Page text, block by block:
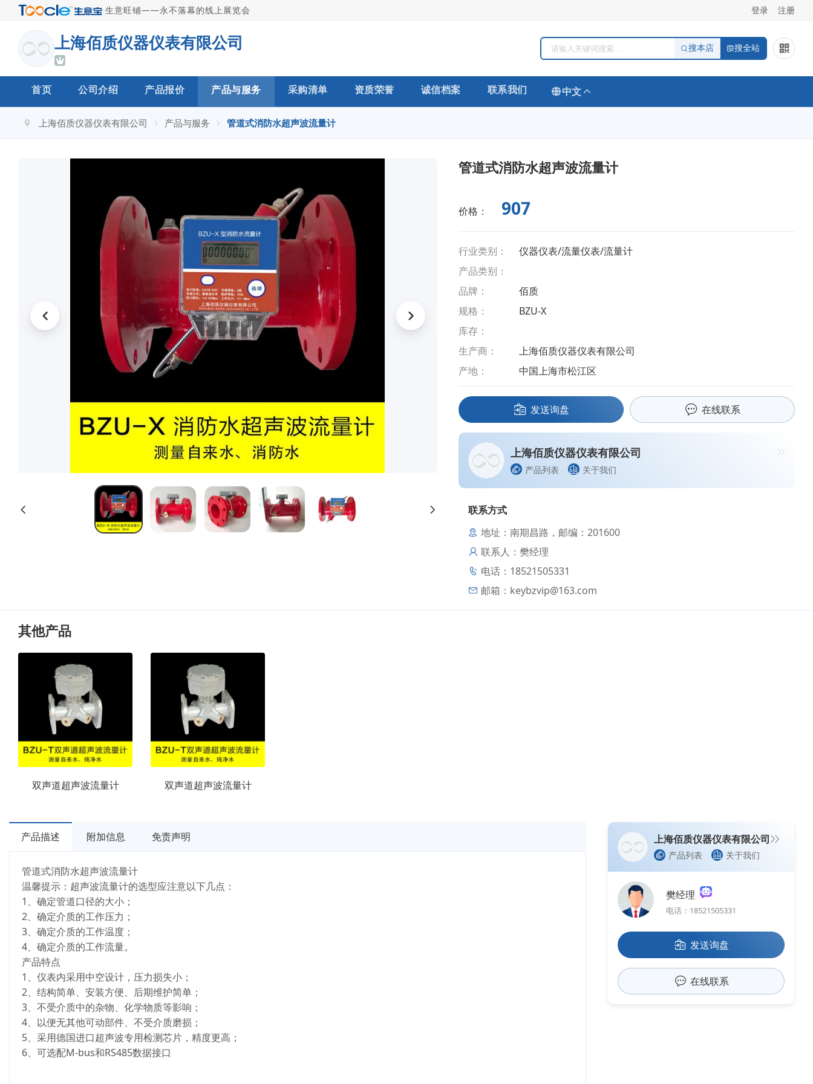
·生意旺铺——永不落幕的线上展览会 登录 注册
上海佰质仪器仪表有限公司 搜本店 搜全站
首页 公司介绍 产品报价 产品与服务 采购清单 资质荣誉 诚信档案 联系我们 中文
上海佰质仪器仪表有限公司 产品与服务 管道式消防水超声波流量计
管道式消防水超声波流量计
价格： 907
行业类别：
仪器仪表/流量仪表/流量计
产品类别：
品牌：
佰质
规格：
BZU-X
库存：
生产商：
上海佰质仪器仪表有限公司
产地：
中国上海市松江区
发送询盘 在线联系
上海佰质仪器仪表有限公司
产品列表 关于我们
联系方式
地址：南期昌路，邮编：201600
联系人：樊经理
电话：18521505331
邮箱： keybzvip@163.com
其他产品
双声道超声波流量计 双声道超声波流量计
产品描述 附加信息 免责声明
管道式消防水超声波流量计
温馨提示：超声波流量计的选型应注意以下几点：
1、确定管道口径的大小；
2、确定介质的工作压力；
3、确定介质的工作温度；
4、确定介质的工作流量。
产品特点
1、仪表内采用中空设计，压力损失小；
2、结构简单、安装方便、后期维护简单；
3、不受介质中的杂物、化学物质等影响；
4、以便无其他可动部件、不受介质磨损；
5、采用德国进口超声波专用检测芯片，精度更高；
6、可选配M-bus和RS485数据接口
上海佰质仪器仪表有限公司
产品列表 关于我们
樊经理
电话：18521505331
发送询盘
在线联系